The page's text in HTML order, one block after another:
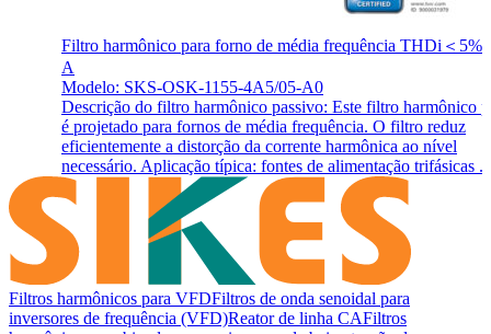
Filtro harmônico para forno de média frequência THDi＜5%
A
Modelo: SKS-OSK-1155-4A5/05-A0
Descrição do filtro harmônico passivo: Este filtro harmônico
é projetado para fornos de média frequência. O filtro reduz
eficientemente a distorção da corrente harmônica ao nível
necessário. Aplicação típica: fontes de alimentação trifásicas ...
Filtros harmônicos para VFDFiltros de onda senoidal para
inversores de frequência (VFD)Reator de linha CAFiltros